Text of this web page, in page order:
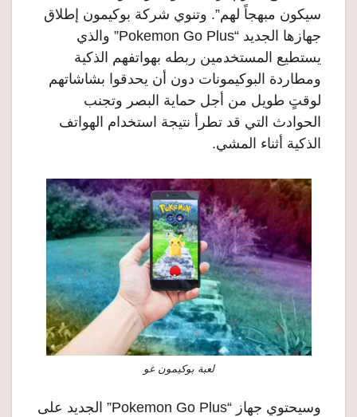
سيكون مبهجاً لهم”. وتنوي شركة بوكيمون إطلاق
جهازها الجديد “Pokemon Go Plus” والذي
يستطيع المستخدمين ربطه بهواتفهم الذكية
ومطاردة البوكيمونات دون أن يحدقوا بشاشاتهم
لوقتٍ طويل من أجل حماية البصر وتجنب
الحوادث التي قد تطرأ نتيجة استخدام الهواتف
الذكية أثناء المشي.
لعبة بوكيمون غو
وسيحتوي جهاز “Pokemon Go Plus” الجديد على